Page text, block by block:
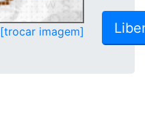
[trocar imagem]